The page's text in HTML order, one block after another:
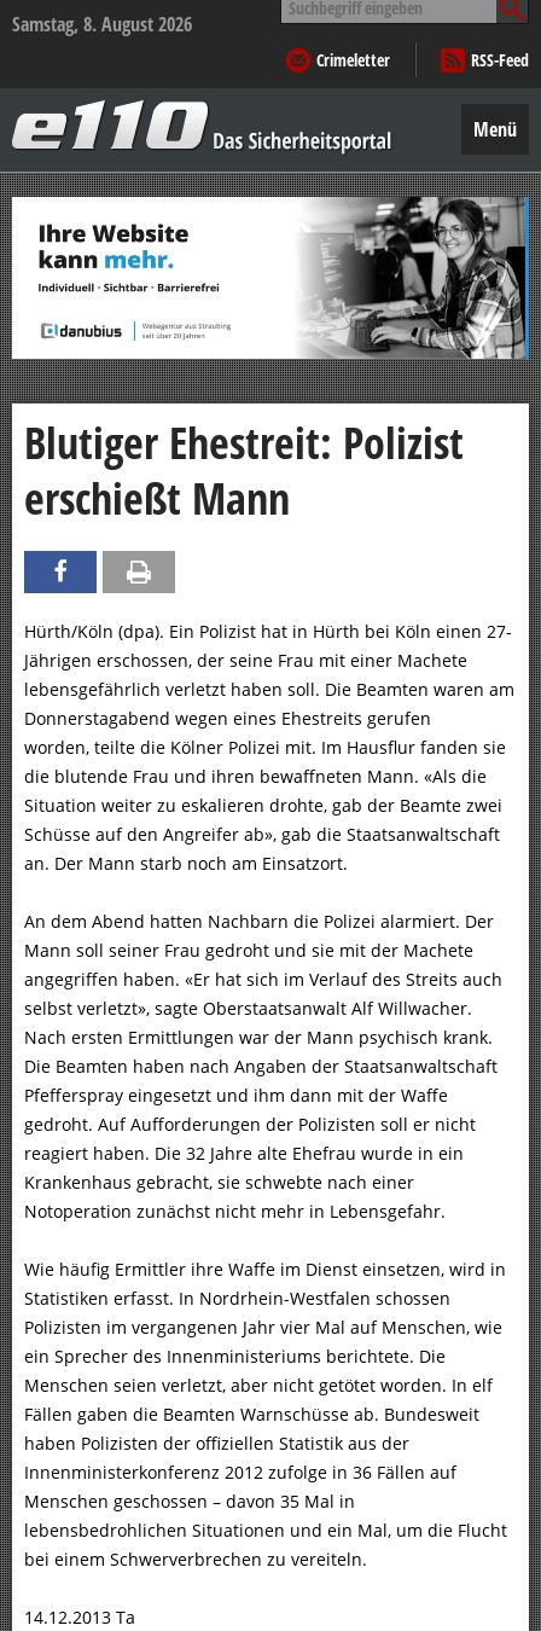
Samstag, 8. August 2026
nach:
Crimeletter
RSS-Feed
–
Das
Sicherheitsportal
Menü
Zum
Inhalt
springen
Blutiger Ehestreit: Polizist
erschießt Mann
Hürth/Köln (dpa). Ein Polizist hat in Hürth bei Köln einen 27-
Jährigen erschossen, der seine Frau mit einer Machete
lebensgefährlich verletzt haben soll. Die Beamten waren am
Donnerstagabend wegen eines Ehestreits gerufen
worden, teilte die Kölner Polizei mit. Im Hausflur fanden sie
die blutende Frau und ihren bewaffneten Mann. «Als die
Situation weiter zu eskalieren drohte, gab der Beamte zwei
Schüsse auf den Angreifer ab», gab die Staatsanwaltschaft
an. Der Mann starb noch am Einsatzort.
An dem Abend hatten Nachbarn die Polizei alarmiert. Der
Mann soll seiner Frau gedroht und sie mit der Machete
angegriffen haben. «Er hat sich im Verlauf des Streits auch
selbst verletzt», sagte Oberstaatsanwalt Alf Willwacher.
Nach ersten Ermittlungen war der Mann psychisch krank.
Die Beamten haben nach Angaben der Staatsanwaltschaft
Pfefferspray eingesetzt und ihm dann mit der Waffe
gedroht. Auf Aufforderungen der Polizisten soll er nicht
reagiert haben. Die 32 Jahre alte Ehefrau wurde in ein
Krankenhaus gebracht, sie schwebte nach einer
Notoperation zunächst nicht mehr in Lebensgefahr.
Wie häufig Ermittler ihre Waffe im Dienst einsetzen, wird in
Statistiken erfasst. In Nordrhein-Westfalen schossen
Polizisten im vergangenen Jahr vier Mal auf Menschen, wie
ein Sprecher des Innenministeriums berichtete. Die
Menschen seien verletzt, aber nicht getötet worden. In elf
Fällen gaben die Beamten Warnschüsse ab. Bundesweit
haben Polizisten der offiziellen Statistik aus der
Innenministerkonferenz 2012 zufolge in 36 Fällen auf
Menschen geschossen – davon 35 Mal in
lebensbedrohlichen Situationen und ein Mal, um die Flucht
bei einem Schwerverbrechen zu vereiteln.
14.12.2013 Ta